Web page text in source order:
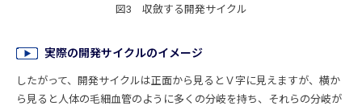
図3 収斂する開発サイクル
実際の開発サイクルのイメージ
したがって、開発サイクルは正面から見るとＶ字に見えますが、横か
ら見ると人体の毛細血管のように多くの分岐を持ち、それらの分岐が